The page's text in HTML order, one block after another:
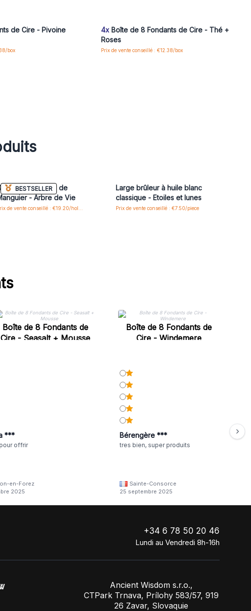
de Cire - Pivoine
box
4x Boîte de 8 Fondants de Cire - Thé +
Roses
Prix de vente conseillé : €12.38/box
BESTSELLER
Brûleur Bois de
- Arbre de Vie
Large brûleur à huile blanc
classique - Etoiles et lunes
Prix de vente conseillé : €7.50/piece
Boîte de 8 Fondants de
Cire - Seasalt + Mousse
Boîte de 8 Fondants de
Cire - Windemere
***
offrir
en-Forez
2025
Bérengère ***
tres bien, super produits
Sainte-Consorce
25 septembre 2025
+34 6 78 50 20 46
Lundi au Vendredi 8h-16h
Ancient Wisdom s.r.o.,
CTPark Trnava, Prílohy 583/57, 919
26 Zavar, Slovaquie